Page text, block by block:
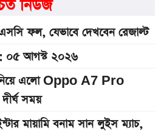
নিউজ
ফল, যেভাবে দেখবেন রেজাল্ট
০৫ আগস্ট ২০২৬
নিয়ে এলো Oppo A7 Pro
সময়
মায়ামি বনাম সান লুইস ম্যাচ,